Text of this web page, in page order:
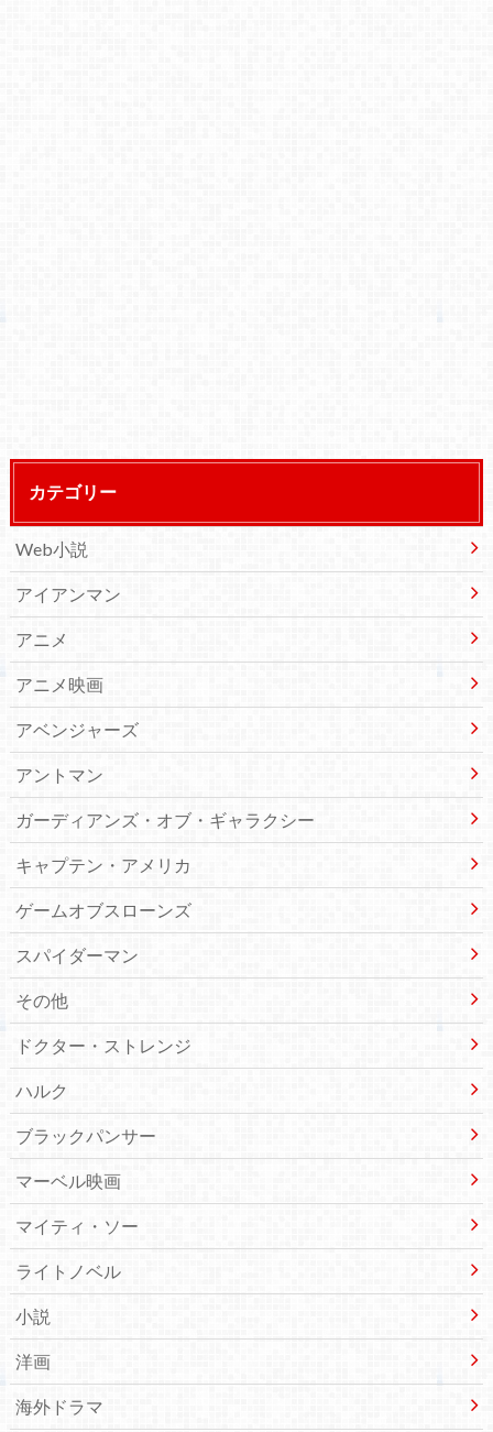
カテゴリー
Web小説
アイアンマン
アニメ
アニメ映画
アベンジャーズ
アントマン
ガーディアンズ・オブ・ギャラクシー
キャプテン・アメリカ
ゲームオブスローンズ
スパイダーマン
その他
ドクター・ストレンジ
ハルク
ブラックパンサー
マーベル映画
マイティ・ソー
ライトノベル
小説
洋画
海外ドラマ